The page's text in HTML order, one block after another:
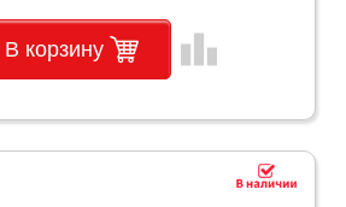
В корзину leaderboard